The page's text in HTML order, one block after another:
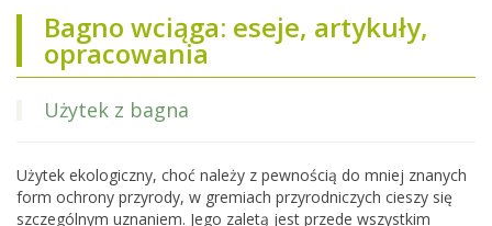
Bagno wciąga: eseje, artykuły,
opracowania
Użytek z bagna
Użytek ekologiczny, choć należy z pewnością do mniej znanych
form ochrony przyrody, w gremiach przyrodniczych cieszy się
szczególnym uznaniem. Jego zaletą jest przede wszystkim